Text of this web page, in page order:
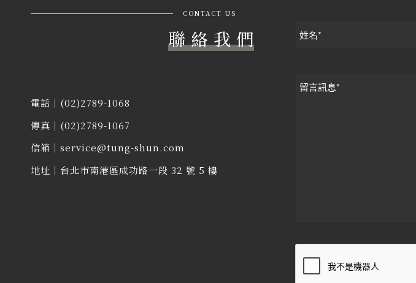
CONTACT US
聯 絡 我 們
電話｜ (02)2789-1068
傳真｜(02)2789-1067
信箱｜ service@tung-shun.com
地址｜ 台北市南港區成功路一段 32 號 5 樓